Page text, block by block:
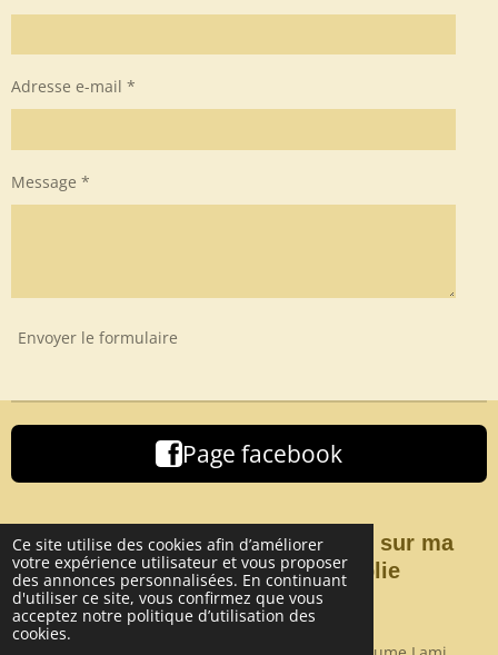
Ce site utilise des cookies afin d’améliorer
votre expérience utilisateur et vous proposer
des annonces personnalisées. En continuant
d'utiliser ce site, vous confirmez que vous
acceptez notre politique d’utilisation des
cookies.
Adresse e-mail *
Message *
Envoyer le formulaire
Page facebook
Vous pouvez également me suivre sur ma
pageFacebooksur laquelle je publie
régulièrement des photos de mes
réalisations.